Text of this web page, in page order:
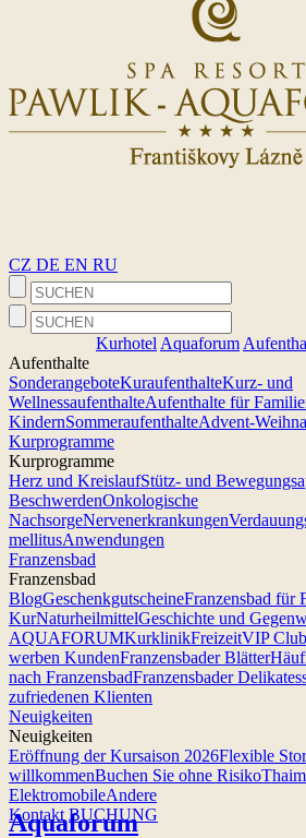
CZ DE EN RU
Kurhotel Aquaforum
Aufenthalte
SonderangeboteKuraufenthalteKurz- und
WellnessaufenthalteAufenthalte für
KindernSommeraufenthalteAdvent-
Kurprogramme
Kurprogramme
Herz und KreislaufStütz- und
BeschwerdenOnkologische
NachsorgeNervenerkrankungen
mellitusAnwendungen
Franzensbad
Franzensbad
BlogGeschenkgutscheineFranzensbad für
KurNaturheilmittelGeschichte und
AQUAFORUMKurklinikFreizeitVIP
werben KundenFranzensbader Blätter
nach FranzensbadFranzensbader
zufriedenen Klienten
Neuigkeiten
Neuigkeiten
Eröffnung der Kursaison 2026Flexible
willkommenBuchen Sie ohne Risiko
ElektromobileAndere
Kontakt BUCHUNG
Aquaforum